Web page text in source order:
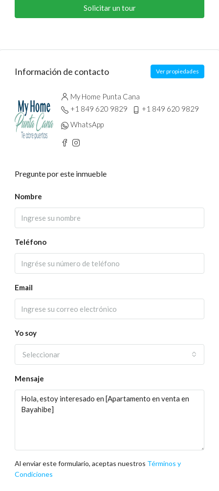
Solicitar un tour
Información de contacto Ver propiedades
My Home Punta Cana
+1 849 620 9829
+1 849 620 9829
WhatsApp
Pregunte por este inmueble
Nombre
Teléfono
Email
Yo soy
Seleccionar
Mensaje
Al enviar este formulario, aceptas nuestros Términos y
Condiciones